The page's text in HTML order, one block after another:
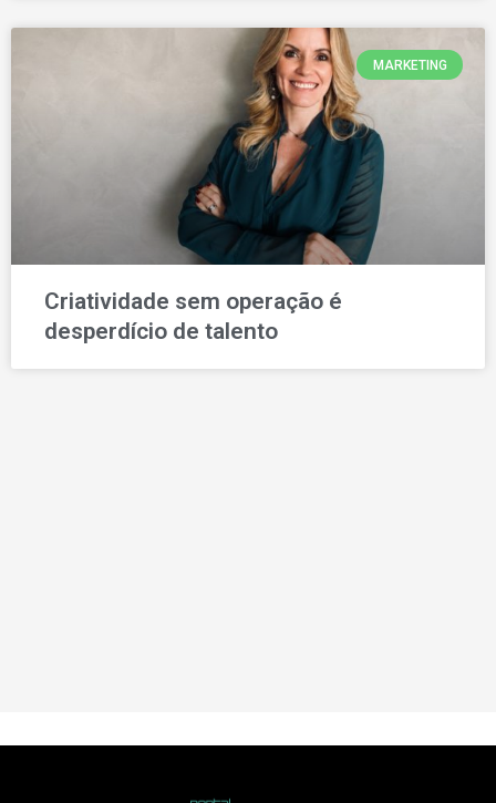
MARKETING
Criatividade sem operação é
desperdício de talento